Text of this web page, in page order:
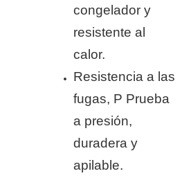
congelador y
resistente al
calor.
Resistencia a las
fugas, P Prueba
a presión,
duradera y
apilable.